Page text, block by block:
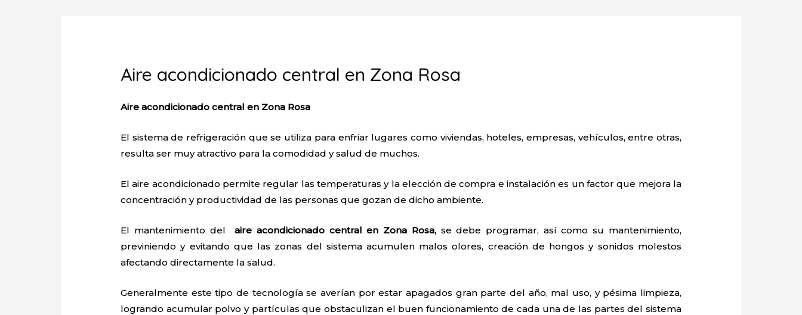
Aire acondicionado central en Zona Rosa
Aire acondicionado central en Zona Rosa
El sistema de refrigeración que se utiliza para enfriar lugares como viviendas, hoteles, empresas, vehículos, entre otras,
resulta ser muy atractivo para la comodidad y salud de muchos.
El aire acondicionado permite regular las temperaturas y la elección de compra e instalación es un factor que mejora la
concentración y productividad de las personas que gozan de dicho ambiente.
El mantenimiento delaire acondicionado central en Zona Rosa,se debe programar, así como su mantenimiento,
previniendo y evitando que las zonas del sistema acumulen malos olores, creación de hongos y sonidos molestos
afectando directamente la salud.
Generalmente este tipo de tecnología se averían por estar apagados gran parte del año, mal uso, y pésima limpieza,
logrando acumular polvo y partículas que obstaculizan el buen funcionamiento de cada una de las partes del sistema